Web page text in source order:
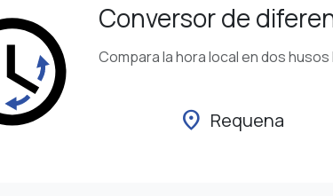
Conversor de
Compara la hora local en dos
location_on Requena